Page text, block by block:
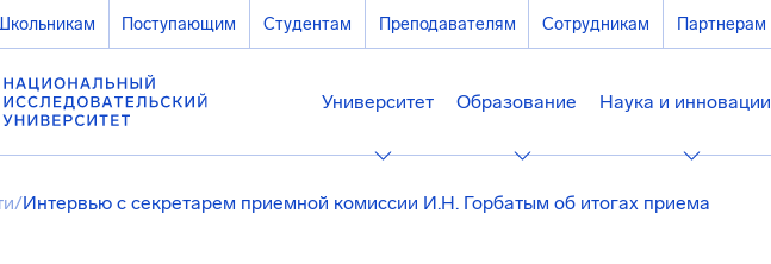
Поступающим Студентам Преподавателям Сотрудникам Партнерам
Университет Образование Наука и инновации
/Интервью с секретарем приемной комиссии И.Н. Горбатым об итогах приема